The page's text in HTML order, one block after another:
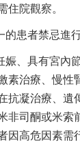
院觀察。
患者禁忌進
娠、具有宮內
素治療、慢性
抗凝治療、遺
非司酮或米索
因高危因素需